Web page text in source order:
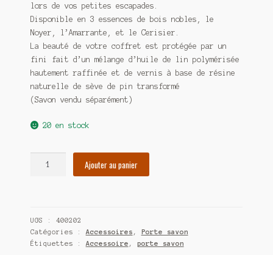
lors de vos petites escapades.
Disponible en 3 essences de bois nobles, le
Noyer, l’Amarrante, et le Cerisier.
La beauté de votre coffret est protégée par un
fini fait d’un mélange d’huile de lin polymérisée
hautement raffinée et de vernis à base de résine
naturelle de sève de pin transformé
(Savon vendu séparément)
20 en stock
rectangulaire
Ajouter au panier
UGS : 400202
Catégories : Accessoires , Porte savon
Étiquettes : Accessoire , porte savon